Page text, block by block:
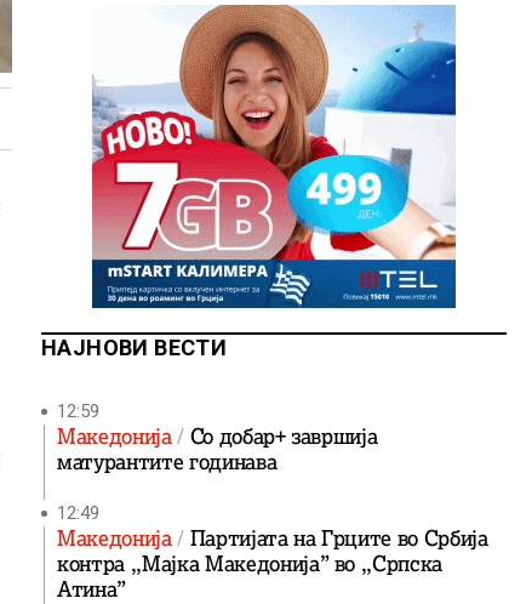
НАЈНОВИ ВЕСТИ
12:59
Македонија Со добар+ завршија
матурантите годинава
12:49
Македонија Партијата на Грците во Србија
контра ,,Мајка Македонија” во ,,Српска
Атина”